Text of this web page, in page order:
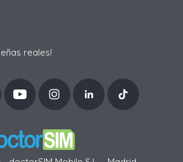
reales!